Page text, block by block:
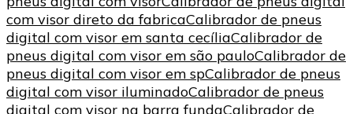
com visor direto da fabricaCalibrador de pneus
digital com visor em santa cecíliaCalibrador de
pneus digital com visor em são pauloCalibrador de
pneus digital com visor em spCalibrador de pneus
digital com visor iluminadoCalibrador de pneus
digital com visor na barra fundaCalibrador de